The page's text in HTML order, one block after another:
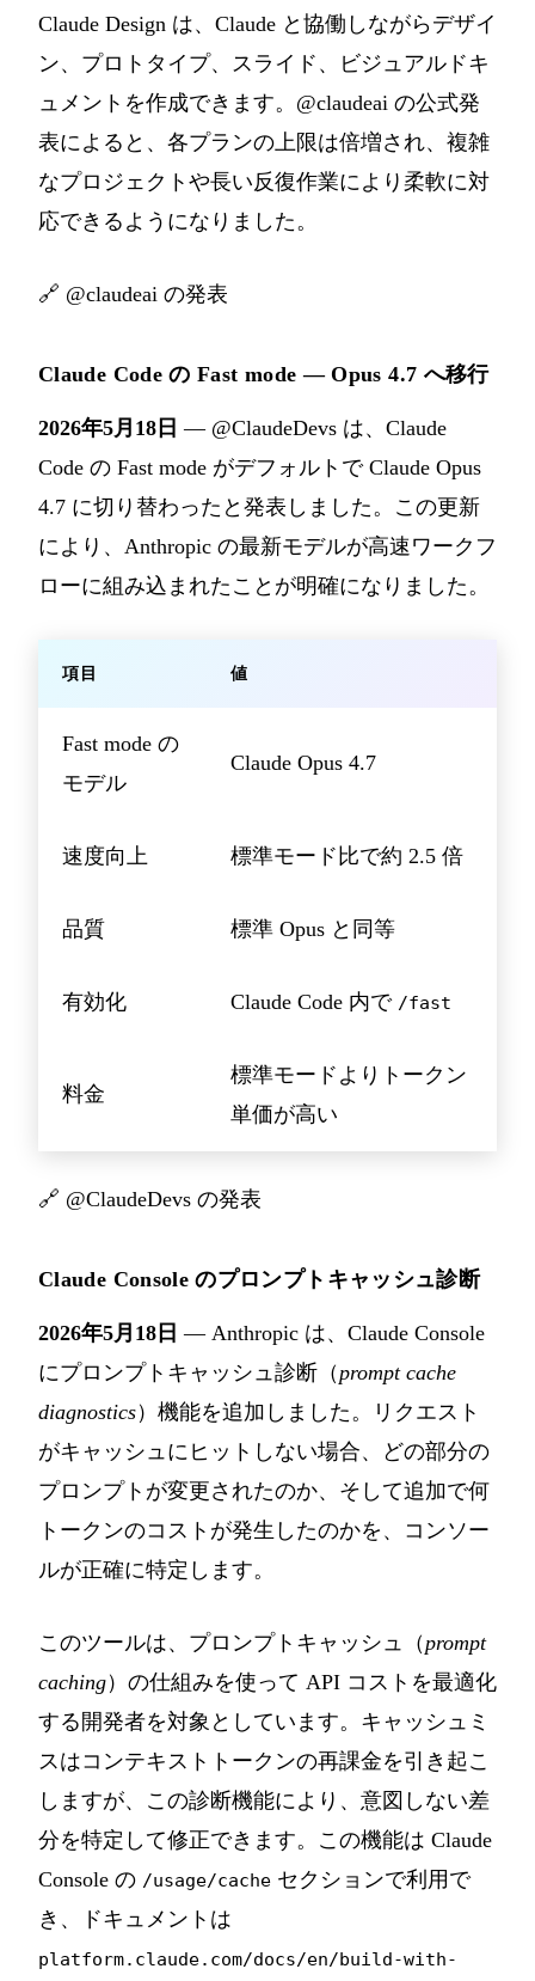
Claude Design は、Claude と協働しながらデザイ
ン、プロトタイプ、スライド、ビジュアルドキ
ュメントを作成できます。@claudeai の公式発
表によると、各プランの上限は倍増され、複雑
なプロジェクトや長い反復作業により柔軟に対
応できるようになりました。
🔗 @claudeai の発表
Claude Code の Fast mode — Opus 4.7 へ移行
2026年5月18日 — @ClaudeDevs は、Claude
Code の Fast mode がデフォルトで Claude Opus
4.7 に切り替わったと発表しました。この更新
により、Anthropic の最新モデルが高速ワークフ
ローに組み込まれたことが明確になりました。
項目 値
Fast mode の
モデル
Claude Opus 4.7
速度向上 標準モード比で約 2.5 倍
品質 標準 Opus と同等
有効化 Claude Code 内で /fast
料金
標準モードよりトークン
単価が高い
🔗 @ClaudeDevs の発表
Claude Console のプロンプトキャッシュ診断
2026年5月18日 — Anthropic は、Claude Console
にプロンプトキャッシュ診断（prompt cache
diagnostics）機能を追加しました。リクエスト
がキャッシュにヒットしない場合、どの部分の
プロンプトが変更されたのか、そして追加で何
トークンのコストが発生したのかを、コンソー
ルが正確に特定します。
このツールは、プロンプトキャッシュ（prompt
caching）の仕組みを使って API コストを最適化
する開発者を対象としています。キャッシュミ
スはコンテキストトークンの再課金を引き起こ
しますが、この診断機能により、意図しない差
分を特定して修正できます。この機能は Claude
Console の /usage/cache セクションで利用で
き、ドキュメントは
platform.claude.com/docs/en/build-with-